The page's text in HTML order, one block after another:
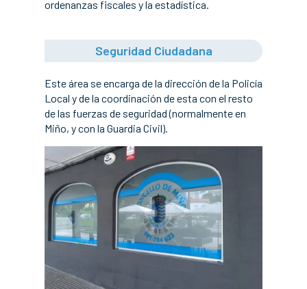
ordenanzas fiscales y la estadística.
Seguridad Ciudadana
Este área se encarga de la dirección de la Policía
Local y de la coordinación de esta con el resto
de las fuerzas de seguridad (normalmente en
Miño, y con la Guardia Civil).